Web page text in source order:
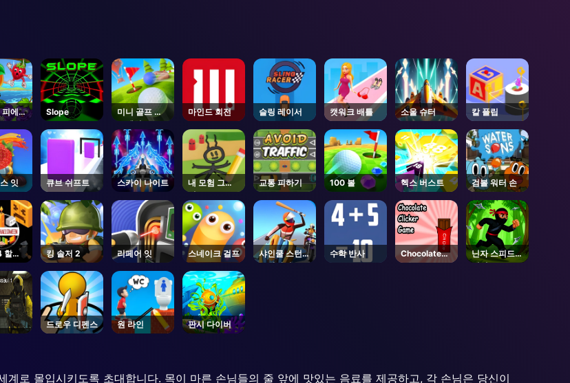
피에스
Slope
미니 골프 어
드벤처
마인드 회전 슬링 레이서 캣워크 배틀 소울 슈터 칼 플립
잇 큐브 쉬프트 스카이 나이트
내 모험 그리
기
교통 피하기 100 볼 헥스 버스트 검볼 워터 손
할로
킹 솔저 2 리페어 잇 스네이크 걸프
샤인쿨 스턴트
모터바이크
수학 반사
Chocolate
Clicker
닌자 스피드
러너
드로우 디펜스 원 라인 판시 다이버
로 몰입시키도록 초대합니다. 목이 마른 손님들의 줄 앞에 맛있는 음료를 제공하고, 각 손님은 당신이